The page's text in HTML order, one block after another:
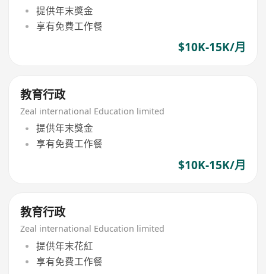
提供年末獎金
享有免費工作餐
$10K-15K/月
教育行政
Zeal international Education limited
提供年末獎金
享有免費工作餐
$10K-15K/月
教育行政
Zeal international Education limited
提供年末花紅
享有免費工作餐